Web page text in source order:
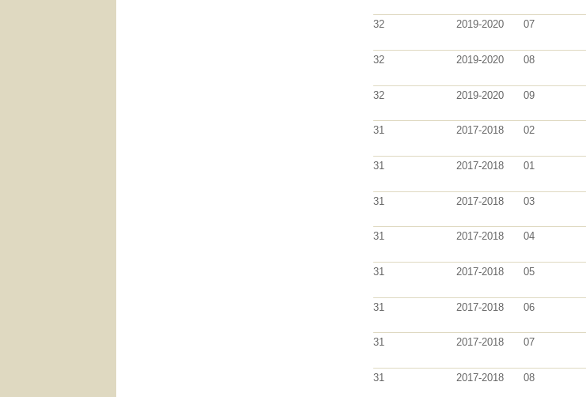
32
2019-2020 07
32
2019-2020 08
32
2019-2020 09
31
2017-2018 02
31
2017-2018 01
31
2017-2018 03
31
2017-2018 04
31
2017-2018 05
31
2017-2018 06
31
2017-2018 07
31
2017-2018 08